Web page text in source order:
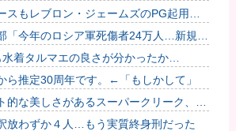
スもレブロン・ジェームズのPG起用を
「今年のロシア軍死傷者24万人…新規兵
」！
水着タルマエの良さが分かったか…
ら推定30周年です。←「もしかして」
的な美しさがあるスーパークリーク、い
放わずか４人…もう実質終身刑だった